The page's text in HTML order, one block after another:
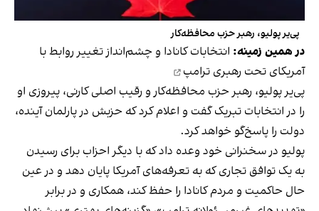
پی‌یر پولیو، رهبر حزب محافظه‌کار
در همین زمینه: انتخابات کانادا و چشم‌انداز تغییر روابط با
آمریکای تحت رهبری ترامپ
پی‌یر پولیو، رهبر حزب محافظه‌کار و رقیب اصلی کارنی، پیروزی او
را در انتخابات تبریک گفت و اعلام کرد که حزبش در پارلمان آینده،
دولت را پاسخ‌گو خواهد کرد.
پولیو در سخنرانی خود وعده داد که با دیگر احزاب برای رسیدن
به یک توافق تجاری که به تعرفه‌های آمریکا پایان دهد و در عین
حال حاکمیت و مردم کانادا را حفظ کند، همکاری و در برابر